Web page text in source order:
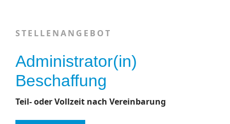
STELLENANGEBOT
Administrator(in)
Beschaffung
Teil- oder Vollzeit nach Vereinbarung